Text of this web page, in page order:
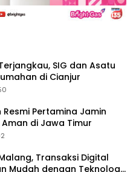
SIG dan Asatu
di Cianjur
Pertamina Jamin
Aman di Jawa Timur
Transaksi Digital
Mudah dengan Teknologi